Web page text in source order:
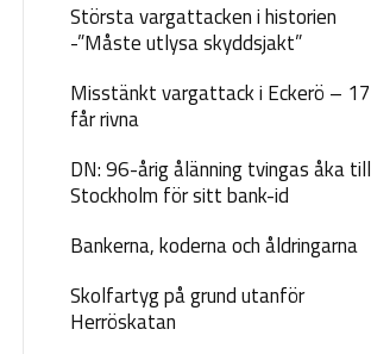
Största vargattacken i historien
-”Måste utlysa skyddsjakt”
Misstänkt vargattack i Eckerö – 17
får rivna
DN: 96-årig ålänning tvingas åka till
Stockholm för sitt bank-id
Bankerna, koderna och åldringarna
Skolfartyg på grund utanför
Herröskatan